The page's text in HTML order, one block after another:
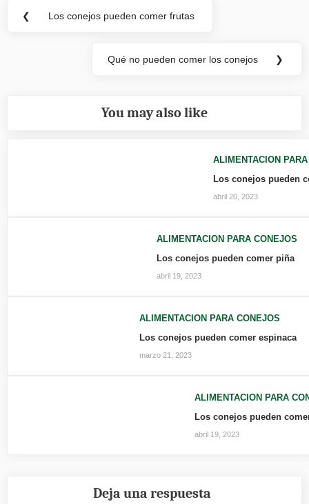
Navegación
❮
Previous
Los conejos pueden comer frutas
Next
Qué no pueden comer los conejos ❯
You may also like
ALIMENTACION
Los conejos pueden
abril 20, 2023
ALIMENTACION PARA CONEJOS
Los conejos pueden comer piña
abril 19, 2023
ALIMENTACION PARA CONEJOS
Los conejos pueden comer espinaca
marzo 21, 2023
ALIMENTACION PARA
Los conejos pueden
abril 19, 2023
Deja una respuesta